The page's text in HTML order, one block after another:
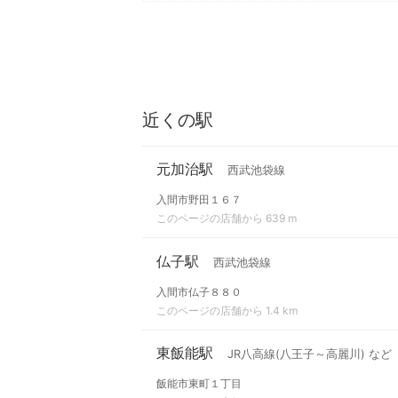
近くの駅
元加治駅 西武池袋線
入間市野田１６７
このページの店舗から 639 m
仏子駅 西武池袋線
入間市仏子８８０
このページの店舗から 1.4 km
東飯能駅 JR八高線(八王子～高麗川) など
飯能市東町１丁目